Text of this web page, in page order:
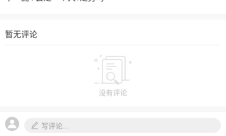
暂无评论
没有评论
写评论...